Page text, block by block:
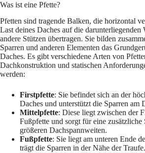
Was ist eine Pfette?
Pfetten sind tragende Balken, die horizontal
Last deines Daches auf die darunterliegenden
andere Stützen übertragen. Sie bilden
Sparren und anderen Elementen das
Daches. Es gibt verschiedene Arten von
Dachkonstruktion und statischen
werden:
Firstpfette: Sie befindet sich an der
Daches und unterstützt die Sparren am
Mittelpfette: Diese liegt zwischen der
Fußpfette und sorgt für eine zusätzliche
größeren Dachspannweiten.
Fußpfette: Sie liegt am unteren Ende
trägt die Sparren in der Nähe der Traufe.